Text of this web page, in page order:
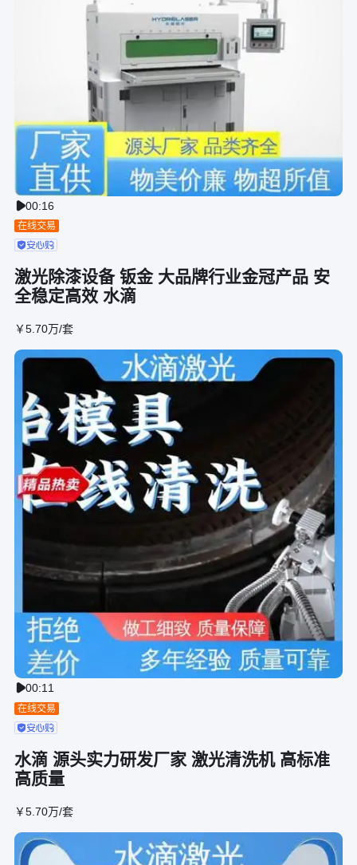
00:16
在线交易
激光除漆设备 钣金 大品牌行业金冠产品 安
全稳定高效 水滴
￥5.70万/套
00:11
在线交易
水滴 源头实力研发厂家 激光清洗机 高标准
高质量
￥5.70万/套